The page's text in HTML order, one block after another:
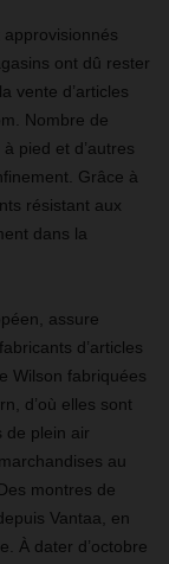
ont dû rester
vente d’articles
Nombre de
pied et d’autres
Grâce à
résistant aux
dans la
assure
d’articles
Wilson fabriquées
d’où elles sont
de plein air
au
montres de
Vantaa, en
À dater d’octobre